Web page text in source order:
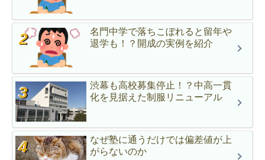
名門中学で落ちこぼれると留年や
退学も！？開成の実例を紹介
渋幕も高校募集停止！？中高一貫
化を見据えた制服リニューアル
なぜ塾に通うだけでは偏差値が上
がらないのか